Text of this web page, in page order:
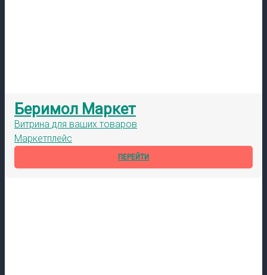
Беримол Маркет
Витрина для ваших товаров
Маркетплейс
ПЕРЕЙТИ